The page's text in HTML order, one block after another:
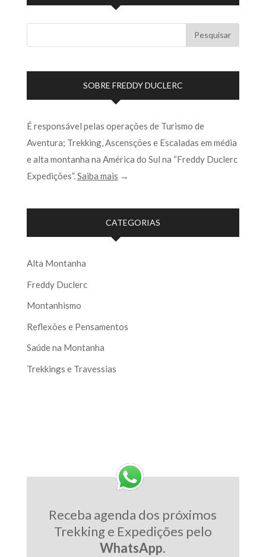
SOBRE FREDDY DUCLERC
É responsável pelas operações de Turismo de
Aventura; Trekking, Ascensções e Escaladas em média
e alta montanha na América do Sul na “Freddy Duclerc
Expedições”.Saiba mais →
CATEGORIAS
Alta Montanha
Freddy Duclerc
Montanhismo
Reflexões e Pensamentos
Saúde na Montanha
Trekkings e Travessias
Receba agenda dos próximos
Trekking e Expedições pelo
WhatsApp.